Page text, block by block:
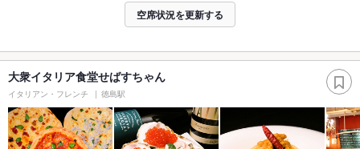
空席状況を更新する
大衆イタリア食堂せばすちゃん
イタリアン・フレンチ 徳島駅